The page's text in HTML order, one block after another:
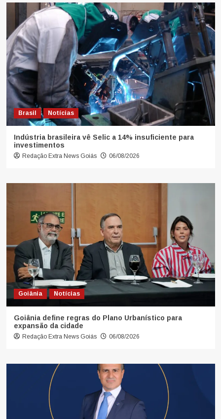
Brasil Notícias
Indústria brasileira vê Selic a 14% insuficiente para
investimentos
Redação Extra News Goiás 06/08/2026
Goiânia Notícias
Goiânia define regras do Plano Urbanístico para
expansão da cidade
Redação Extra News Goiás 06/08/2026